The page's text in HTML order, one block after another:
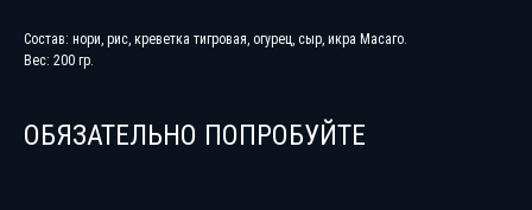
Состав: нори, рис, креветка тигровая, огурец, сыр, икра Масаго.
Вес: 200 гр.
ОБЯЗАТЕЛЬНО ПОПРОБУЙТЕ